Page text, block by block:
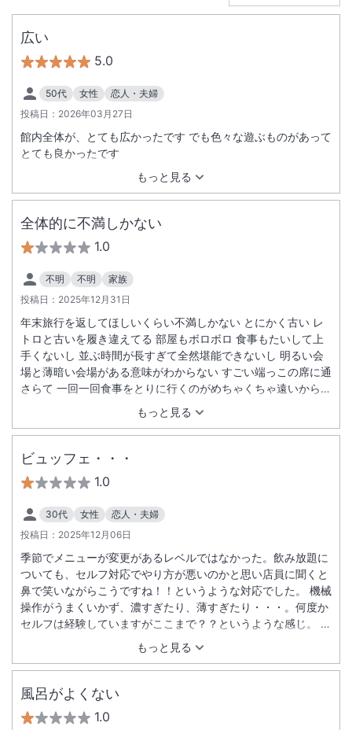
広い
5.0
50代 女性
恋人・夫婦
投稿日： 2026年03月27日
もっと見る
館内全体が、とても広かったです でも色々な遊ぶものがあって
とても良かったです
全体的に不満しかない
1.0
不明 不明
家族
投稿日： 2025年12月31日
もっと見る
年末旅行を返してほしいくらい不満しかない とにかく古い レ
トロと古いを履き違えてる 部屋もボロボロ 食事もたいして上
手くないし 並ぶ時間が長すぎて全然堪能できないし 明るい会
場と薄暗い会場がある意味がわからない すごい端っこの席に通
さらて 一回一回食事をとりに行くのがめちゃくちゃ遠いから一
回にまとめて取ろうとすると並ぶからめちゃくちゃ時間かかる
し補充も遅い 係の人に話しかけてもそっけなく対応され イラ
ついている感じもした サービス業とは程遠い 本当地獄の旅行
にでした ２度と利用したくない
ビュッフェ・・・
1.0
30代 女性
恋人・夫婦
投稿日： 2025年12月06日
もっと見る
季節でメニューが変更があるレベルではなかった。飲み放題に
ついても、セルフ対応でやり方が悪いのかと思い店員に聞くと
鼻で笑いながらこうですね！！というような対応でした。 機械
操作がうまくいかず、濃すぎたり、薄すぎたり・・・。何度か
セルフは経験していますがここまで？？というような感じ。 食
事に関しても海鮮を食べたくて行ったのに、刺身などが無い。
季節に応じて変わるとはいえ違いすぎて残念でした。 客室はレ
トロという感じで、客室の風呂は浴槽も狭く入りながらシャワ
ーを浴びているのに外にかかってしまうし扉も閉まり切ってい
なかった。 トイレも激狭で扉を開けないと要は足せない状況で
した。 外国の方の従業員が多く、場所などを聞いてもあまり上
風呂がよくない
1.0